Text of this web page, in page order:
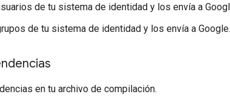
de tu sistema de identidad y los envía a
de tu sistema de identidad y los envía a Google.
en tu archivo de compilación.